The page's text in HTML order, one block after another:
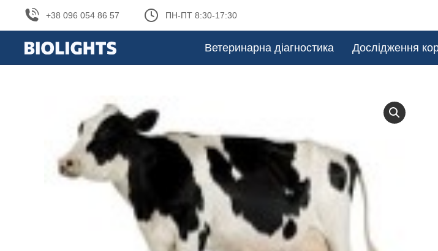
+38 096 054 86 57 ПН-ПТ 8:30-17:30
Ветеринарна діагностика Дослідження